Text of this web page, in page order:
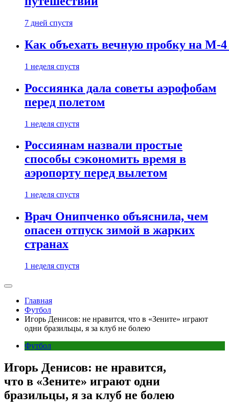
7 дней спустя
Как объехать вечную пробку на М-
1 неделя спустя
Россиянка дала советы аэрофобам
перед полетом
1 неделя спустя
Россиянам назвали простые
способы сэкономить время в
аэропорту перед вылетом
1 неделя спустя
Врач Онипченко объяснила, чем
опасен отпуск зимой в жарких
странах
1 неделя спустя
Главная
Футбол
Игорь Денисов: не нравится, что в «Зените» играют
одни бразильцы, я за клуб не болею
Футбол
Игорь Денисов: не нравится,
что в «Зените» играют одни
бразильцы, я за клуб не болею